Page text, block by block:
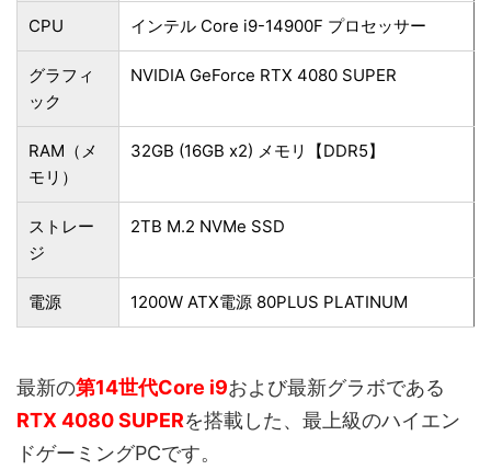
CPU インテル Core i9-14900F プロセッサー
グラフィ
ック
NVIDIA GeForce RTX 4080 SUPER
RAM（メ
モリ）
32GB (16GB x2) メモリ【DDR5】
ストレー
ジ
2TB M.2 NVMe SSD
電源 1200W ATX電源 80PLUS PLATINUM
最新の第14世代Core i9および最新グラボである
RTX 4080 SUPERを搭載した、最上級のハイエン
ドゲーミングPCです。